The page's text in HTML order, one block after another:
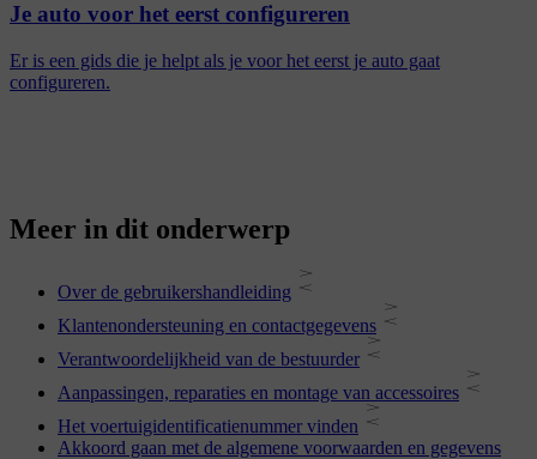
Je auto voor het eerst configureren
Er is een gids die je helpt als je voor het eerst je auto gaat
configureren.
Meer in dit onderwerp
Over de gebruikershandleiding
Klantenondersteuning en contactgegevens
Verantwoordelijkheid van de bestuurder
Aanpassingen, reparaties en montage van accessoires
Het voertuigidentificatienummer vinden
Akkoord gaan met de algemene voorwaarden en gegevens